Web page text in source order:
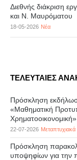
Διεθνής διάκριση
και Ν. Μαυρόματου
18-05-2026 Νέα
ΤΕΛΕΥΤΑΙΕΣ
Πρόσκληση
«Μαθηματική
22-07-2026 Μεταπτυχιακά
Πρόσκληση
υποψηφίων για την